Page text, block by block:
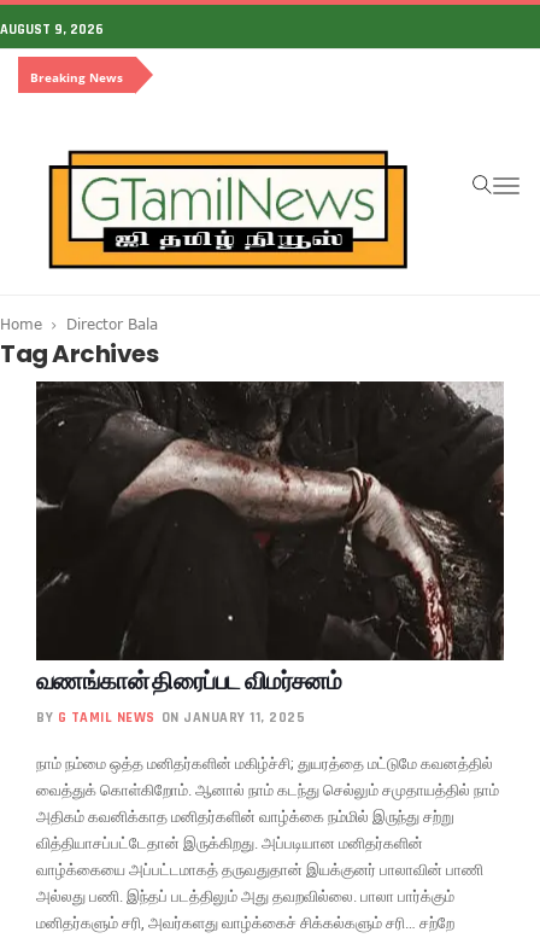
AUGUST 9, 2026
Breaking News
Home Director Bala
Tag Archives
வணங்கான் திரைப்பட விமர்சனம்
BY G TAMIL NEWS ON JANUARY 11, 2025
நாம் நம்மை ஒத்த மனிதர்களின் மகிழ்ச்சி; துயரத்தை மட்டுமே கவனத்தில்
வைத்துக் கொள்கிறோம். ஆனால் நாம் கடந்து செல்லும் சமுதாயத்தில் நாம்
அதிகம் கவனிக்காத மனிதர்களின் வாழ்க்கை நம்மில் இருந்து சற்று
வித்தியாசப்பட்டேதான் இருக்கிறது. அப்படியான மனிதர்களின்
வாழ்க்கையை அப்பட்டமாகத் தருவதுதான் இயக்குனர் பாலாவின் பாணி
அல்லது பணி. இந்தப் படத்திலும் அது தவறவில்லை. பாலா பார்க்கும்
மனிதர்களும் சரி, அவர்களது வாழ்க்கைச் சிக்கல்களும் சரி… சற்றே